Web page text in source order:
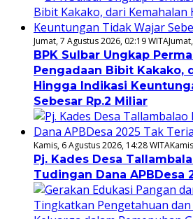
Jumat, 7 Agustus 2026, 02:19 WITA
BPK Sulbar Ungkap
Pengadaan Bibit Kakako,
Hingga Indikasi
Sebesar Rp.2 Miliar
Kamis, 6 Agustus 2026, 14:28 WITA
Pj. Kades Desa
Tudingan Dana APBDesa